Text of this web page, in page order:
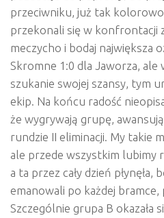
przeciwniku, już tak
przekonali się w konfrontacji
meczycho i bodaj największa
Skromne 1:0 dla Jaworza, ale
szukanie swojej szansy, tym
ekip. Na końcu radość
że wygrywają grupę,
rundzie II eliminacji. My takie
ale przede wszystkim lubimy
a ta przez cały dzień płynęła,
emanowali po każdej bramce,
Szczególnie grupa B okazała